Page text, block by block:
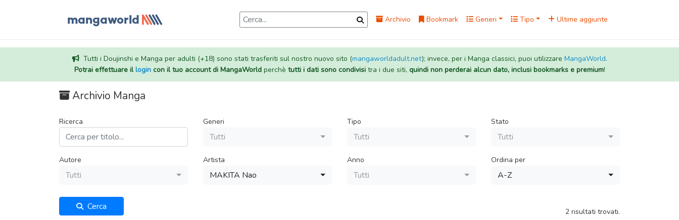
Archivio Bookmark Generi Tipo Ultime aggiunte
Tutti i Doujinshi e Manga per adulti (+18) sono stati trasferiti sul nostro nuovo sito (mangaworldadult.net); invece, per i Manga classici, puoi utilizzare MangaWorld.
Potrai effettuare illogincon il tuo account di MangaWorldperchè tutti i dati sono condivisitra i due siti, quindi non perderai alcun dato, inclusi bookmarks e premium!
Archivio Manga
Ricerca Generi
Tutti
Tipo
Tutti
Stato
Tutti
Autore
Tutti
Artista
MAKITA Nao
Anno
Tutti
Ordina per
A-Z
Cerca 2 risultati trovati.